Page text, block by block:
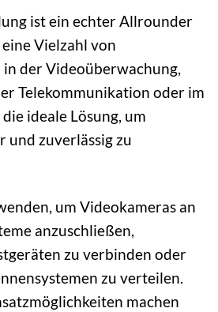
ist ein echter Allrounder
Vielzahl von
der Videoüberwachung,
Telekommunikation oder im
ideale Lösung, um
und zuverlässig zu
um Videokameras an
anzuschließen,
zu verbinden oder
zu verteilen.
machen